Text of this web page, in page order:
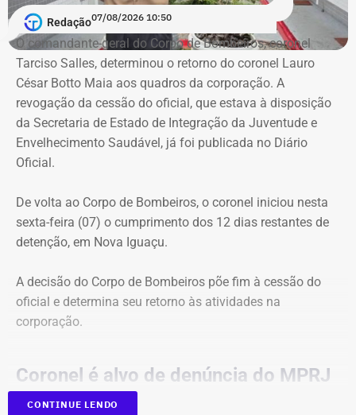
Patrimônio de Luiz Paulo cresceu em
todas as eleições desde 2010
crescimento contínuo do patrimônio do deputado ao
longo das últimas cinco eleições.
2014 para 2018, a alta foi de 109,49%. Já entre 2018 e
2022, o crescimento chegou a 111,15%, enquanto no
período mais recente, entre 2022 e 2026, a evolução foi
Ao longo de 16 anos, o patrimônio declarado aumentou
R$ 2.395.160,14, passando de pouco mais de R$ 268 mil
Redação07/08/2026 10:50
O comandante-geral do Corpo de Bombeiros, coronel
Tarciso Salles, determinou o retorno do coronel Lauro
César Botto Maia aos quadros da corporação. A
revogação da cessão do oficial, que estava à disposição
da Secretaria de Estado de Integração da Juventude e
Envelhecimento Saudável, já foi publicada no Diário
Oficial.
De volta ao Corpo de Bombeiros, o coronel iniciou nesta
sexta-feira (07) o cumprimento dos 12 dias restantes de
detenção, em Nova Iguaçu.
A decisão do Corpo de Bombeiros põe fim à cessão do
oficial e determina seu retorno às atividades na
corporação.
Coronel é alvo de denúncia do MPRJ
CONTINUE LENDO